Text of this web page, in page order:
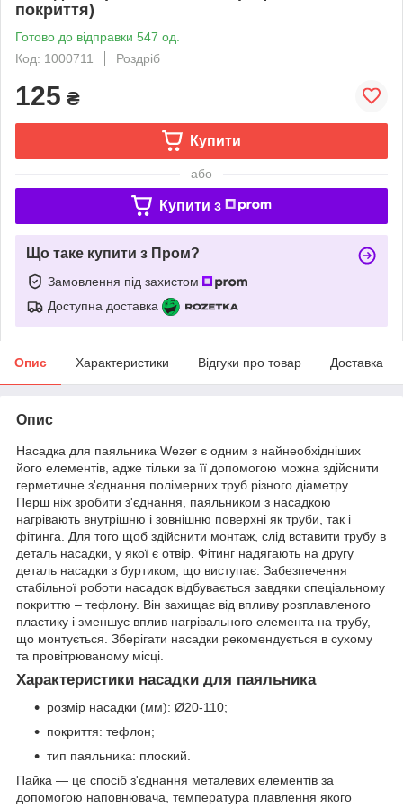
покриття)
Готово до відправки 547 од.
Код: 1000711
Роздріб
125 ₴
Купити
або
Купити з
Що таке купити з Пром?
Замовлення під захистом
Доступна доставка
Опис Характеристики Відгуки про товар Доставка
Опис
Насадка для паяльника Wezer є одним з найнеобхідніших
його елементів, адже тільки за її допомогою можна здійснити
герметичне з'єднання полімерних труб різного діаметру.
Перш ніж зробити з'єднання, паяльником з насадкою
нагрівають внутрішню і зовнішню поверхні як труби, так і
фітинга. Для того щоб здійснити монтаж, слід вставити трубу в
деталь насадки, у якої є отвір. Фітинг надягають на другу
деталь насадки з буртиком, що виступає. Забезпечення
стабільної роботи насадок відбувається завдяки спеціальному
покриттю – тефлону. Він захищає від впливу розплавленого
пластику і зменшує вплив нагрівального елемента на трубу,
що монтується. Зберігати насадки рекомендується в сухому
та провітрюваному місці.
Характеристики насадки для паяльника
розмір насадки (мм): Ø20-110;
покриття: тефлон;
тип паяльника: плоский.
Пайка — це спосіб з'єднання металевих елементів за
допомогою наповнювача, температура плавлення якого